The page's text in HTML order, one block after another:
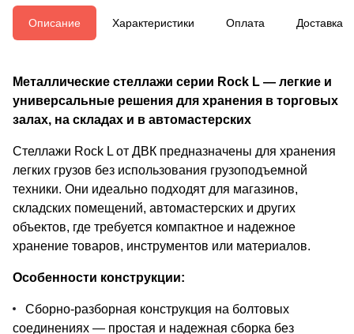
Описание Характеристики Оплата Доставка
Металлические стеллажи серии Rock L — легкие и
универсальные решения для хранения в торговых
залах, на складах и в автомастерских
Стеллажи Rock L от ДВК предназначены для хранения
легких грузов без использования грузоподъемной
техники. Они идеально подходят для магазинов,
складских помещений, автомастерских и других
объектов, где требуется компактное и надежное
хранение товаров, инструментов или материалов.
Особенности конструкции:
Сборно-разборная конструкция на болтовых
соединениях — простая и надежная сборка без